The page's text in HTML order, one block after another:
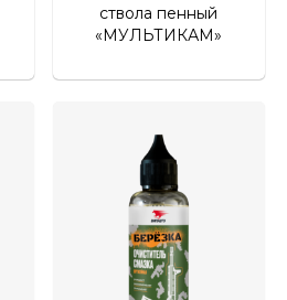
ствола пенный
«МУЛЬТИКАМ»